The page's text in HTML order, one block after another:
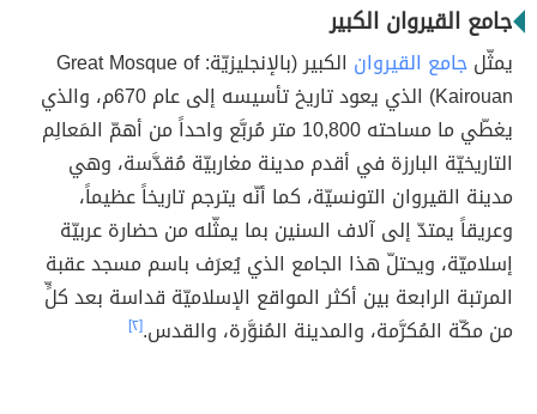
جامع القيروان الكبير
يمثّلجامع القيروان
الكبير (بالإنجليزيّة: Great Mosque of
Kairouan) الذي يعود تاريخ تأسيسه إلى عام 670م، والذي
يغطّي ما مساحته 10,800 متر مُربَّع واحداً من أهمّ المَعالِم
التاريخيّة البارزة في أقدم مدينة مغاربيّة مُقدَّسة، وهي
مدينة القيروان التونسيّة، كما أنّه يترجم تاريخاً عظيماً،
وعريقاً يمتدّ إلى آلاف السنين بما يمثّله من حضارة عربيّة
إسلاميّة، ويحتلّ هذا الجامع الذي يُعرَف باسم مسجد عقبة
المرتبة الرابعة بين أكثر المواقع الإسلاميّة قداسة بعد كلٍّ
من مكّة المُكرَّمة، والمدينة المُنوَّرة، والقدس.[٢]